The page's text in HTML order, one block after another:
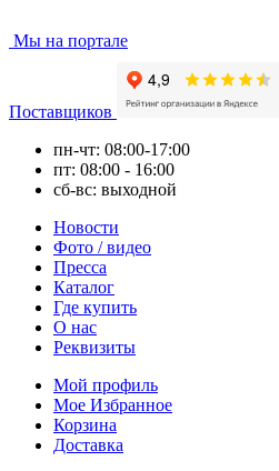
Мы на портале
Поставщиков
пн-чт: 08:00-17:00
пт: 08:00 - 16:00
сб-вс: выходной
Новости
Фото / видео
Пресса
Каталог
Где купить
О нас
Реквизиты
Мой профиль
Мое Избранное
Корзина
Доставка